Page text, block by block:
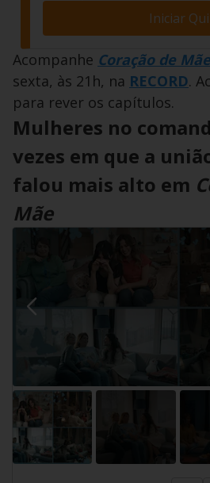
Iniciar
Acompanhe Coração de Mãe
sexta, às 21h, na RECORD.
para rever os capítulos.
Mulheres no
vezes em que a
falou mais alto em
Mãe